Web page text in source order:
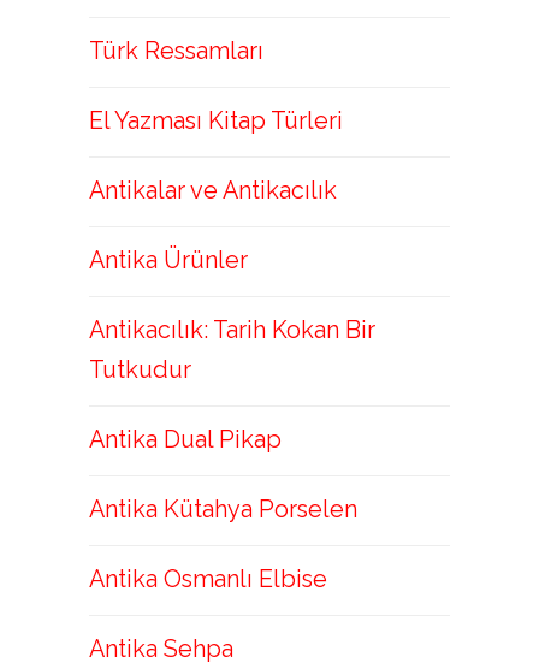
Türk Ressamları
El Yazması Kitap Türleri
Antikalar ve Antikacılık
Antika Ürünler
Antikacılık: Tarih Kokan Bir
Tutkudur
Antika Dual Pikap
Antika Kütahya Porselen
Antika Osmanlı Elbise
Antika Sehpa